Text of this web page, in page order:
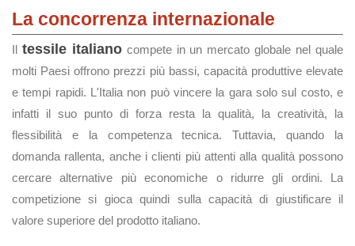
La concorrenza internazionale
Il tessile italianocompete in un mercato globale nel quale
molti Paesi offrono prezzi più bassi, capacità produttive elevate
e tempi rapidi. L'Italia non può vincere la gara solo sul costo, e
infatti il suo punto di forza resta la qualità, la creatività, la
flessibilità e la competenza tecnica. Tuttavia, quando la
domanda rallenta, anche i clienti più attenti alla qualità possono
cercare alternative più economiche o ridurre gli ordini. La
competizione si gioca quindi sulla capacità di giustificare il
valore superiore del prodotto italiano.